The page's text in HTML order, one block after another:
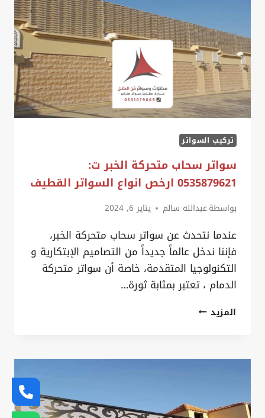
0535879621
افضل
مقاول
سواتر
الخبر
–
ساتر
متحرك
القطيف
تركيب السواتر
سواتر سحاب متحركة الخبر ت:
0535879621 ارخص انواع السواتر القطيف
بواسطةعبدالله سالم يناير 6, 2024
عندما نتحدث عن سواتر سحاب متحركة الخبر،
فإننا ندخل عالماً جديداً من التصاميم الإبتكارية و
التكنولوجيا المتقدمة، خاصة أن سواتر متحركة
الدمام ، تعتبر بمثابة ثورة…
المزيدسواتر
الخبر
ارخص